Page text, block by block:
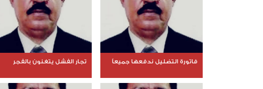
فاتورة التضليل ندفعها جميعاً تجار الفشل يتغنون بالفجر